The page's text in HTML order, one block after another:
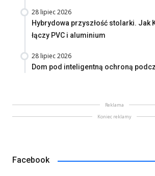
28 lipiec 2026
Hybrydowa przyszłość stolarki. Jak
łączy PVC i aluminium
28 lipiec 2026
Dom pod inteligentną ochroną
Reklama
Koniec reklamy
Facebook